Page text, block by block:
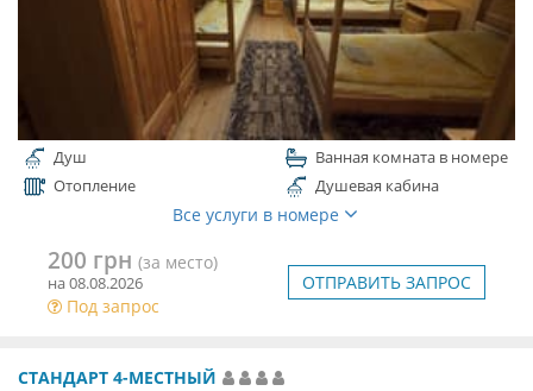
Душ
Ванная комната в номере
Отопление
Душевая кабина
Все услуги в номере
200 грн (за место)
на 08.08.2026
Под запрос
ОТПРАВИТЬ ЗАПРОС
СТАНДАРТ 4-МЕСТНЫЙ